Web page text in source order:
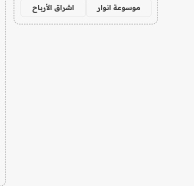
موسوعة انوار اشراق الأرباح